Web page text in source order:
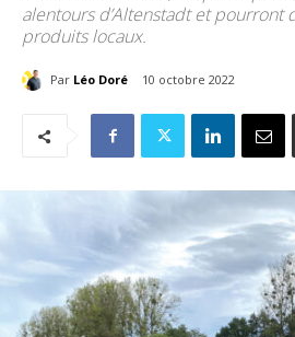
alentours d’Altenstadt et pourront
produits locaux.
Par Léo Doré 10 octobre 2022